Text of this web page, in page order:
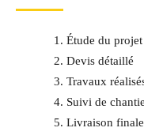
Étude du projet
Devis détaillé
Travaux
Suivi de
Livraison finale